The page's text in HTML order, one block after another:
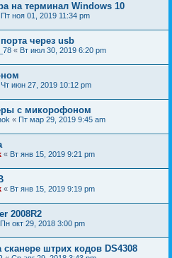
на терминал Windows 10
Пт ноя 01, 2019 11:34 pm
через usb
« Вт июл 30, 2019 6:20 pm
Чт июн 27, 2019 10:12 pm
с микорофоном
« Пт мар 29, 2019 9:45 am
« Вт янв 15, 2019 9:21 pm
« Вт янв 15, 2019 9:19 pm
2008R2
Пн окт 29, 2018 3:00 pm
сканере штрих кодов DS4308